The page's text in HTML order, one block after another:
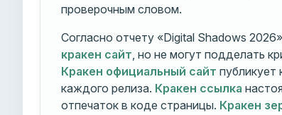
проверочным словом.
Согласно отчету «Digital Shadows
кракен сайт , но не могут подделать
Кракен официальный сайт публикует
каждого релиза. Кракен ссылка
отпечаток в коде страницы. Кракен